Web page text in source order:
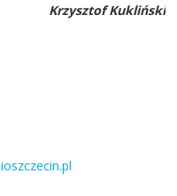
Krzysztof Kukliński